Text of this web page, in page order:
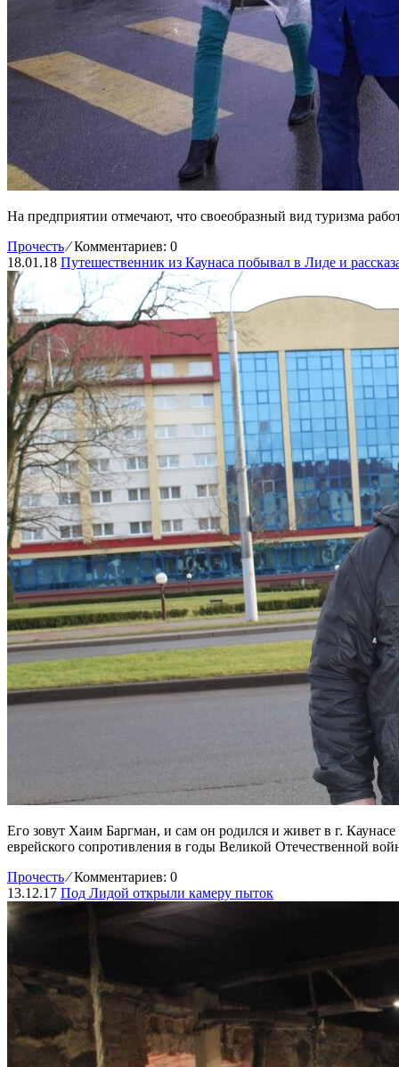
На предприятии отмечают, что своеобразный вид туризма
Прочесть ⁄Комментариев: 0
18.01.18 Путешественник из Каунаса побывал в Лиде и
Его зовут Хаим Баргман, и сам он родился и живет в г.
еврейского сопротивления в годы Великой Отечественной
Прочесть ⁄Комментариев: 0
13.12.17 Под Лидой открыли камеру пыток